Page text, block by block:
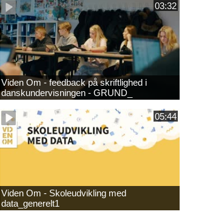
03:32
Viden Om - feedback på skriftlighed i
danskundervisningen - GRUND_
05:44
Viden Om - Skoleudvikling med
data_generelt1